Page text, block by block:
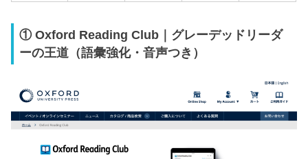
① Oxford Reading Club｜グレーデッドリーダ
ーの王道（語彙強化・音声つき）